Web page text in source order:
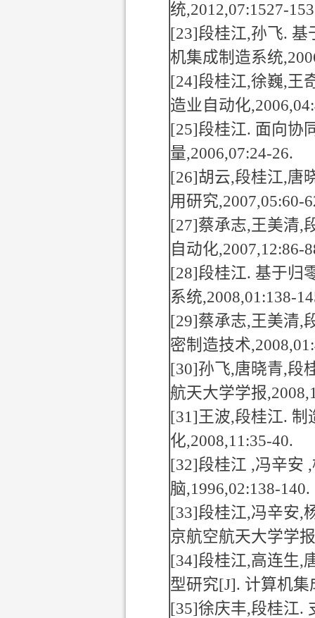
统,2012,07:1527-
[23]段桂江,孙飞. 基
机集成制造系统
[24]段桂江,徐巍,王
造业自动化
[25]段桂江. 面向协
量,2006,07:24-26.
[26]胡云,段桂江,唐
用研究,2007,05:60-
[27]蔡承志,王美清,
自动化,2007,12:86-
[28]段桂江. 基于归
系统,2008,01:138-
[29]蔡承志,王美清,
密制造技术
[30]孙飞,唐晓青,段
航天大学学报
[31]王波,段桂江. 制
化,2008,11:35-40.
[32]段桂江 ,冯辛安 ,
脑,1996,02:138-140.
[33]段桂江,冯辛安,
京航空航天大学学报
[34]段桂江,高连生,
型研究[J]. 计算机集
[35]徐庆丰,段桂江.